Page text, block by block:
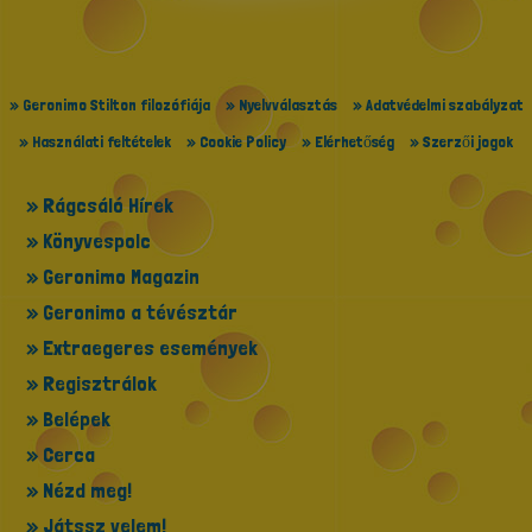
» Geronimo Stilton filozófiája » Nyelvválasztás
» Adatvédelmi szabályzat
» Használati feltételek
» Cookie Policy » Elérhetőség » Szerzői jogok
» Rágcsáló Hírek
» Könyvespolc
» Geronimo Magazin
» Geronimo a tévésztár
» Extraegeres események
» Regisztrálok
» Belépek
» Cerca
» Nézd meg!
» Játssz velem!